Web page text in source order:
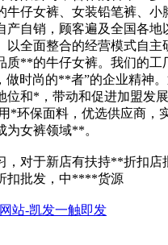
牛仔女裤、女装铅笔裤、小
产自销，顾客遍及全国各地
以全面整合的经营模式自主
质**的牛仔女裤。我们的工
做时尚的**者”的企业精神
位和*，带动和促进加盟发
*环保面料，优选供应商，
为女裤领域**。
，对于新店有扶持**折扣店
扣批发，中****货源
站-凯发一触即发